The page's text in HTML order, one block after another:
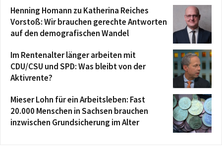
Henning Homann zu Katherina Reiches
Vorstoß: Wir brauchen gerechte Antworten
auf den demografischen Wandel
Im Rentenalter länger arbeiten mit
CDU/CSU und SPD: Was bleibt von der
Aktivrente?
Mieser Lohn für ein Arbeitsleben: Fast
20.000 Menschen in Sachsen brauchen
inzwischen Grundsicherung im Alter